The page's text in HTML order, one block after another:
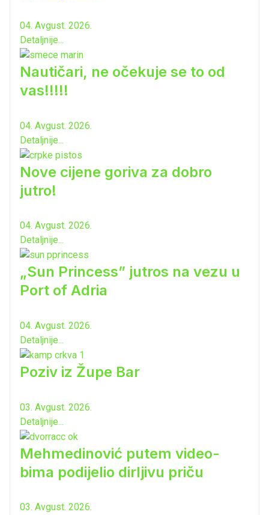
04. Avgust. 2026.
Detaljnije...
Nautičari, ne očekuje se to od
vas!!!!!
04. Avgust. 2026.
Detaljnije...
Nove cijene goriva za dobro
jutro!
04. Avgust. 2026.
Detaljnije...
„Sun Princess” jutros na vezu u
Port of Adria
04. Avgust. 2026.
Detaljnije...
Poziv iz Župe Bar
03. Avgust. 2026.
Detaljnije...
Mehmedinović putem video-
bima podijelio dirljivu priču
03. Avgust. 2026.